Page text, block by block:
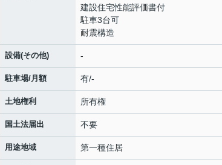
建設住宅性能評価書付
駐車3台可
耐震構造
設備(その他) -
駐車場/月額 有/-
土地権利 所有権
国土法届出 不要
用途地域 第一種住居